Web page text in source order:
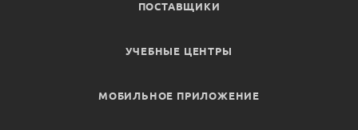
ПОСТАВЩИКИ
УЧЕБНЫЕ ЦЕНТРЫ
МОБИЛЬНОЕ ПРИЛОЖЕНИЕ